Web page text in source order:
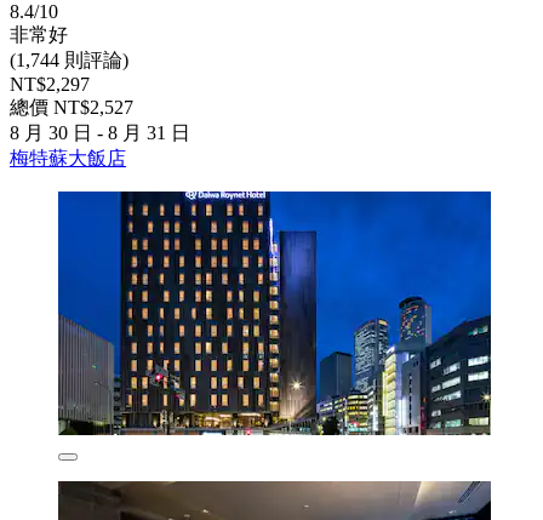
8.4/10
非常好
(1,744 則評論)
NT$2,297
總價 NT$2,527
8 月 30 日 - 8 月 31 日
梅特蘇大飯店